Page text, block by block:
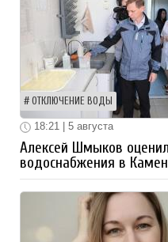
ОТКЛЮЧЕНИЕ ВОДЫ
18:21 | 5 августа
Алексей Шмыков
водоснабжения в